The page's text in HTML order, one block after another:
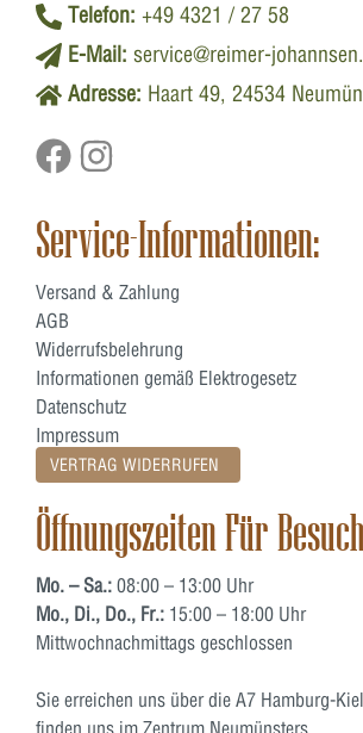
Telefon: +49 4321 / 27 58
E-Mail: service@reimer-
Adresse: Haart 49, 24534
Service-Informationen:
Versand & Zahlung
AGB
Widerrufsbelehrung
Informationen gemäß Elektrogesetz
Datenschutz
Impressum
VERTRAG WIDERRUFEN
Öffnungszeiten Für
Mo. – Sa.: 08:00 – 13:00 Uhr
Mo., Di., Do., Fr.: 15:00 – 18:00 Uhr
Mittwochnachmittags geschlossen
Sie erreichen uns über die A7 Hamburg-
finden uns im Zentrum Neumünsters.